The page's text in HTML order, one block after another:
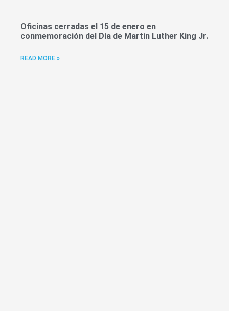
Oficinas cerradas el 15 de enero en
conmemoración del Día de Martin Luther King Jr.
READ MORE »